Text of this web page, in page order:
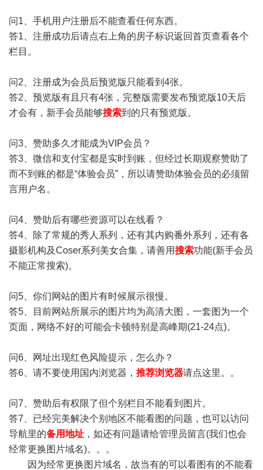
问1、手机用户注册后不能查看任何东西。
答1、注册成功后请点右上角的房子标识返回首页查看各个
栏目。
问2、注册成为会员后预览版只能看到4张。
答2、预览版有且只有4张，完整版需要发布预览版10天后
才会有，新手会员能够搜索到的只有预览版。
问3、赞助多久才能成为VIP会员？
答3、微信和支付宝都是实时到账，但经过长期观察赞助了
而不到账的都是“体验会员”，所以请赞助体验会员的必须留
言用户名。
问4、赞助后有哪些资源可以在线看？
答4、除了常规的秀人系列，还有其内购番外系列，还有各
摄影机构及Coser系列美女合集，请善用搜索功能(新手会员
不能正常搜索)。
问5、你们网站的图片有时候展示很慢。
答5、目前网站所展示的图片均为高清大图，一套图为一个
页面，网络不好的可能会卡顿特别是高峰期(21-24点)。
问6、网址出现红色风险提示，怎么办？
答6、请不要使用国内浏览器， 推荐浏览器请点这里。。
问7、赞助后有权限了但个别栏目不能看到图片。
答7、已经完美解决个别地区不能看图的问题，也可以访问
导航里的备用地址 ，如还有问题请给管理员留言(我们也会
经常更换图片域名)。。。
因为经常更换图片域名，故当有的可以看图有的不能看